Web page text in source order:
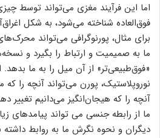
اما این فرآیند مغزی می‌تواند توسط
فوق‌العاده شناخته می‌شود، به شکل
برای مثال، پورنوگرافی می‌تواند
ما به صمیمیت و ارتباط را بگیرد و
«فوق‌طبیعی‌تر» از آن میل را به ما بدهد.
نوروپلاستیک، پورن می‌تواند آنچه را که
آنچه را که هیجان‌انگیز می‌دانیم تغییر
ما از رابطه جنسی می تواند پیامدهای
دیگران و نحوه نگرش ما به روابط داشته